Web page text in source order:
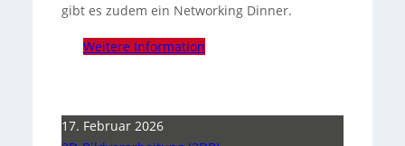
gibt es zudem ein Networking Dinner.
Weitere Information
17. Februar 2026